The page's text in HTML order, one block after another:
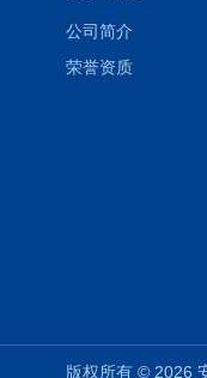
公司简介
荣誉资质
版权所有 © 2026